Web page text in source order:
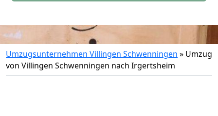
Umzugsunternehmen Villingen Schwenningen » Umzug
von Villingen Schwenningen nach Irgertsheim